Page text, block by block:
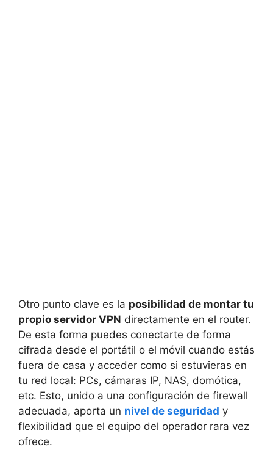
Otro punto clave es la posibilidad de montar tu
propio servidor VPN directamente en el router.
De esta forma puedes conectarte de forma
cifrada desde el portátil o el móvil cuando estás
fuera de casa y acceder como si estuvieras en
tu red local: PCs, cámaras IP, NAS, domótica,
etc. Esto, unido a una configuración de firewall
adecuada, aporta un nivel de seguridad y
flexibilidad que el equipo del operador rara vez
ofrece.